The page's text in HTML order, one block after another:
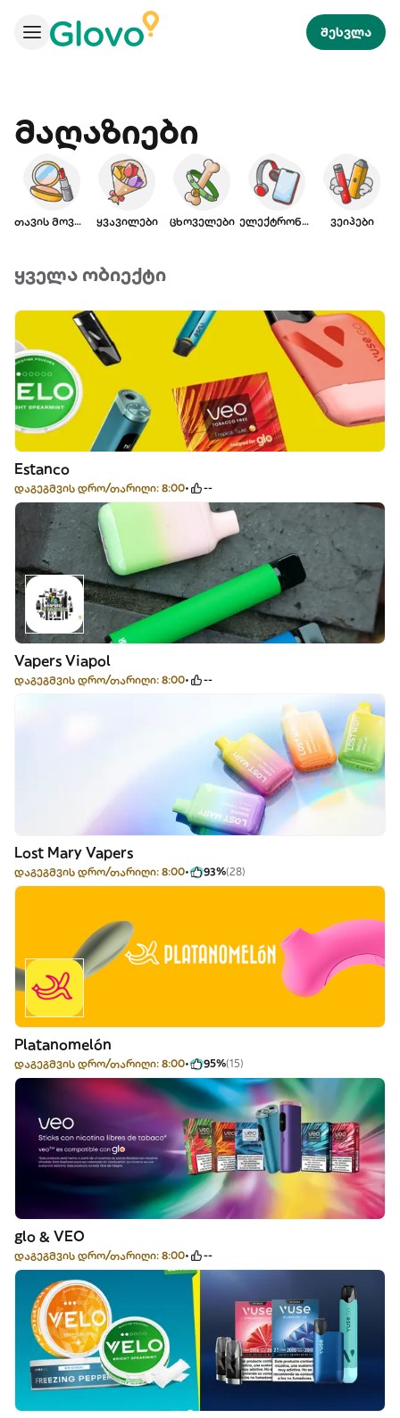
შესვლა
მაღაზიები
თავის მოვლა ყვავილები ცხოველები ელექტრონიკა ვეიპები
ყველა ობიექტი
Estanco
დაგეგმვის დრო/თარიღი: 8:00 --
Vapers Viapol
დაგეგმვის დრო/თარიღი: 8:00 --
Lost Mary Vapers
დაგეგმვის დრო/თარიღი: 8:00 93%(28)
Platanomelón
დაგეგმვის დრო/თარიღი: 8:00 95%(15)
glo & VEO
დაგეგმვის დრო/თარიღი: 8:00 --